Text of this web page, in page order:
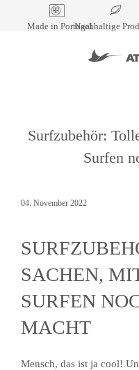
Made in PortugalNachhaltige
Surfzubehör:
Surfen
04. November 2022
SACHEN,
SURFEN
MACHT
Mensch, das ist ja cool!